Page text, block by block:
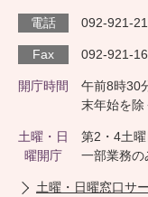
電話 092-921-
Fax 092-921-
開庁時間
午前8時30
末年始を除
土曜・日
曜開庁
第2・4土
一部業務の
土曜・日曜窓口サ